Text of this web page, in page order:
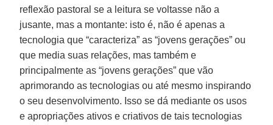
reflexão pastoral se a leitura se voltasse não a
jusante, mas a montante: isto é, não é apenas a
tecnologia que “caracteriza” as “jovens gerações” ou
que media suas relações, mas também e
principalmente as “jovens gerações” que vão
aprimorando as tecnologias ou até mesmo inspirando
o seu desenvolvimento. Isso se dá mediante os usos
e apropriações ativos e criativos de tais tecnologias